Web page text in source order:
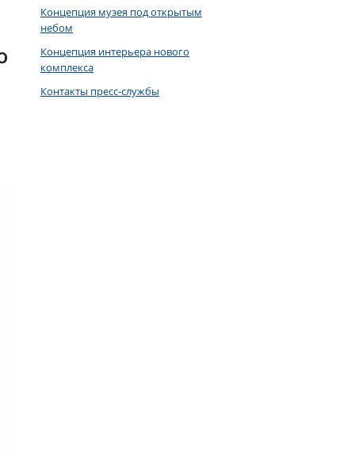
Концепция музея под открытым
небом
Концепция интерьера нового
комплекса
Контакты пресс-службы